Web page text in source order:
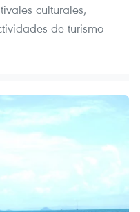
culturales,
de turismo